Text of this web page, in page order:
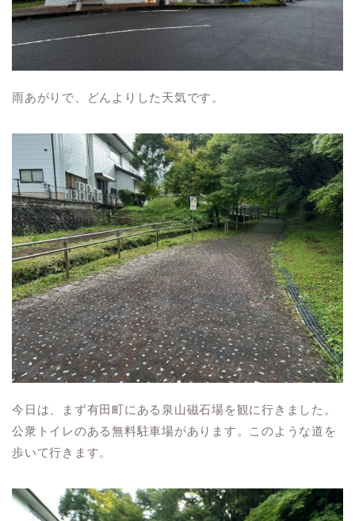
雨あがりで、どんよりした天気です。
今日は、まず有田町にある 泉山磁石場を観に行きました。
公衆トイレのある無料駐車場があります。このような道を
歩いて行きます。